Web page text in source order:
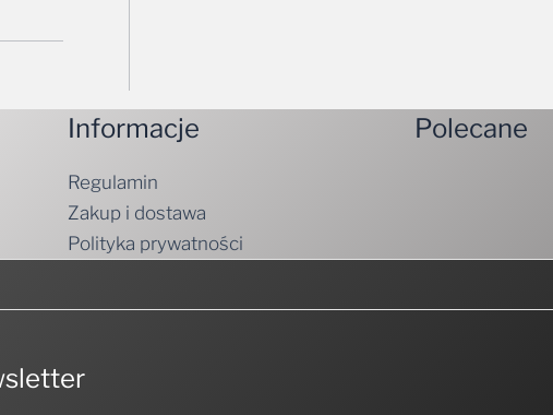
Informacje
Regulamin
Zakup i dostawa
Polityka prywatności
Polecane